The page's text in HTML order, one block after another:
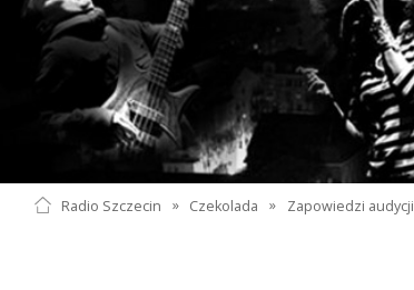
Radio Szczecin » Czekolada » Zapowiedzi audycji